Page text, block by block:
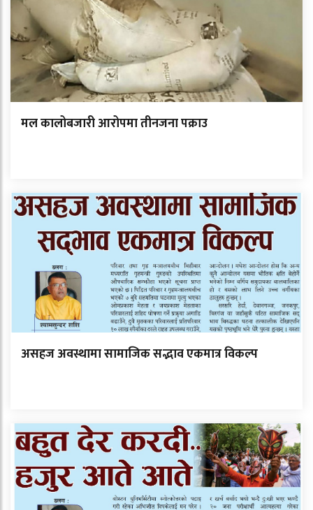
मल कालोबजारी आरोपमा तीनजना पक्राउ
असहज अवस्थामा सामाजिक सद्भाव एकमात्र विकल्प